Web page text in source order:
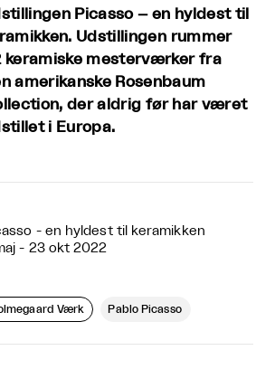
Picasso – en hyldest til
Udstillingen rummer
keramiske mesterværker fra
amerikanske Rosenbaum
der aldrig før har været
i Europa.
- en hyldest til keramikken
- 23 okt 2022
Værk Pablo Picasso